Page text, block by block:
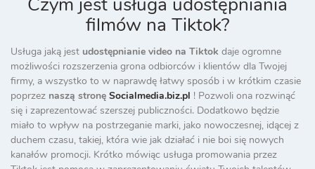
filmów na Tiktok?
Usługa jaką jest udostępnianie video na Tiktok daje ogromne
możliwości rozszerzenia grona odbiorców i klientów dla Twojej
firmy, a wszystko to w naprawdę łatwy sposób i w krótkim czasie
poprzez naszą stronę Socialmedia.biz.pl ! Pozwoli ona rozwinąć
się i zaprezentować szerszej publiczności. Dodatkowo będzie
miało to wpływ na postrzeganie marki, jako nowoczesnej, idącej z
duchem czasu, takiej, która wie jak działać i nie boi się nowych
kanałów promocji. Krótko mówiąc usługa promowania przez